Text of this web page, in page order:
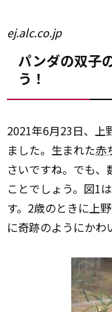
ej.alc.co.jp
パンダの双子
う！
2021年6月23日、上
ました。生まれた赤
さいですね。でも、
ことでしょう。図1
す。2歳のときに上
に奇跡のようにかわ